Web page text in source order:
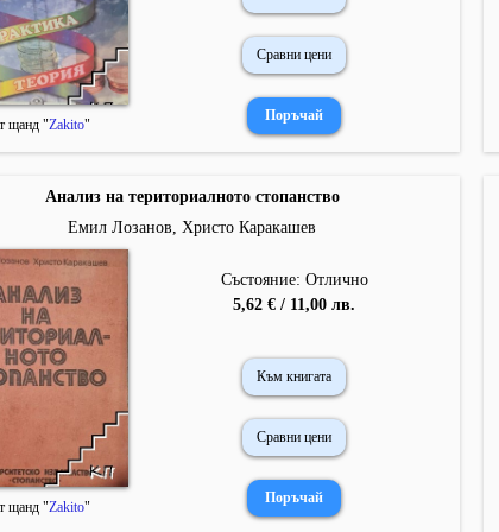
щанд "Zakito"
Сравни цени
Анализ на териториалното стопанство
Емил Лозанов, Христо Каракашев
щанд "Zakito"
Състояние: Отлично
5,62 € / 11,00 лв.
Към книгата
Сравни цени